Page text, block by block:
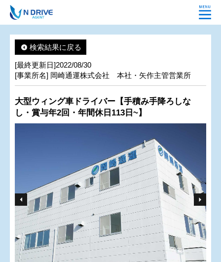
検索結果に戻る
[最終更新日]2022/08/30
[事業所名] 岡崎通運株式会社 本社・矢作主管営業所
大型ウィング車ドライバー【手積み手降ろしな
し・賞与年2回・年間休日113日~】